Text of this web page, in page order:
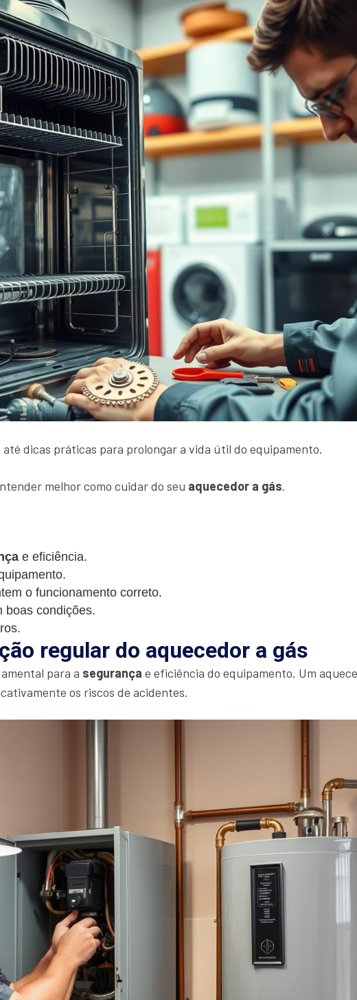
dicas práticas para prolongar a vida útil do equipamento.
melhor como cuidar do seu aquecedor a gás.
e eficiência.
o funcionamento correto.
boas condições.
regular do aquecedor a gás
para a segurança e eficiência do equipamento. Um
os riscos de acidentes.